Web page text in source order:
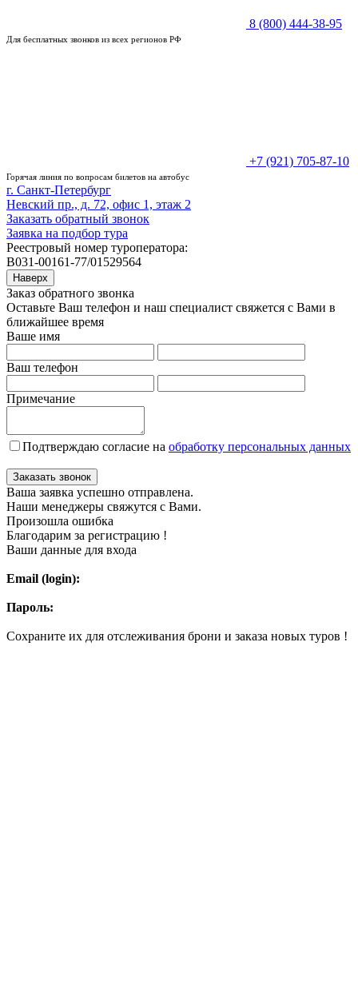
8 (800) 444-38-95
Для бесплатных звонков из всех регионов РФ
+7 (921) 705-87-10
Горячая линия по вопросам билетов на автобус
г. Санкт-Петербург
Невский пр., д. 72, офис 1, этаж 2
Заказать обратный звонок
Заявка на подбор тура
Реестровый номер туроператора:
В031-00161-77/01529564
Наверх
Заказ обратного звонка
Оставьте Ваш телефон и наш специалист свяжется с Вами в
ближайшее время
Ваше имя
Ваш телефон
Примечание
Подтверждаю согласие на обработку персональных данных
Заказать звонок
Ваша заявка успешно отправлена.
Наши менеджеры свяжутся с Вами.
Произошла ошибка
Благодарим за регистрацию !
Ваши данные для входа
Email (login):
Пароль:
Сохраните их для отслеживания брони и заказа новых туров !